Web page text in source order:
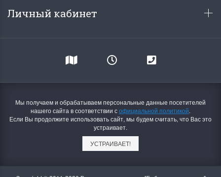
Личный кабинет
Мы получаем и обрабатываем персональные данные посетителей
нашего сайта в соответствии софициальной политикой.
Если Вы продолжите использовать сайт, мы будем считать, что Вас это
устраивает.
УСТРАИВАЕТ!